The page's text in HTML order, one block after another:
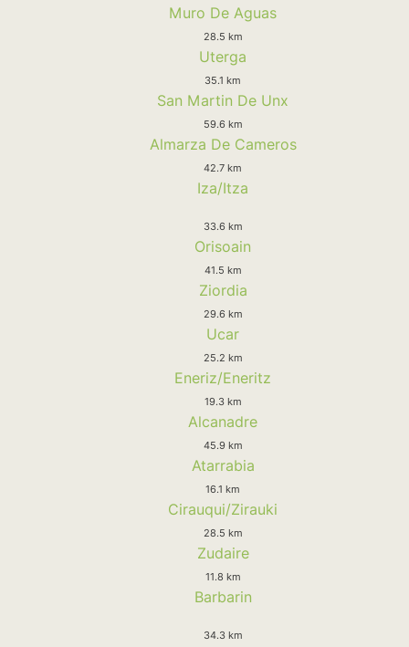
Muro De Aguas
28.5 km
Uterga
35.1 km
San Martin De Unx
59.6 km
Almarza De Cameros
42.7 km
Iza/Itza
33.6 km
Orisoain
41.5 km
Ziordia
29.6 km
Ucar
25.2 km
Eneriz/Eneritz
19.3 km
Alcanadre
45.9 km
Atarrabia
16.1 km
Cirauqui/Zirauki
28.5 km
Zudaire
11.8 km
Barbarin
34.3 km